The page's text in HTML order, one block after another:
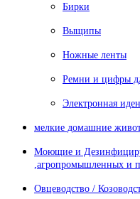
Бирки
Выщипы
Ножные ленты
Ремни и цифры
Электронная
мелкие домашние
Моющие и
,агропромышленных и
Овцеводство /